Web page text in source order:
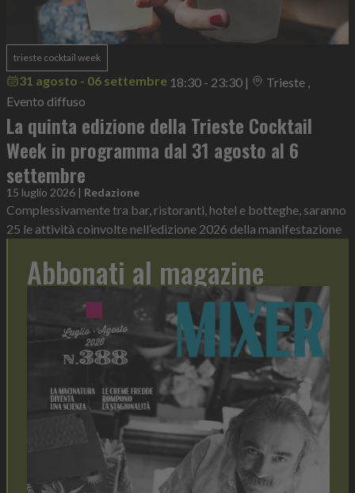
trieste cocktail week
31 agosto - 06 settembre 18:30 - 23:30 |
Trieste ,
Evento diffuso
La quinta edizione della Trieste Cocktail
Week in programma dal 31 agosto al 6
settembre
15 luglio 2026 | Redazione
Complessivamente tra bar, ristoranti, hotel e botteghe, saranno
25 le attività coinvolte nell’edizione 2026 della manifestazione
Abbonati al magazine